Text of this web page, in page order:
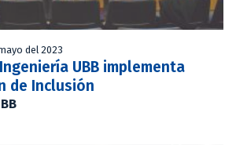
del 2023
UBB implementa
de Inclusión